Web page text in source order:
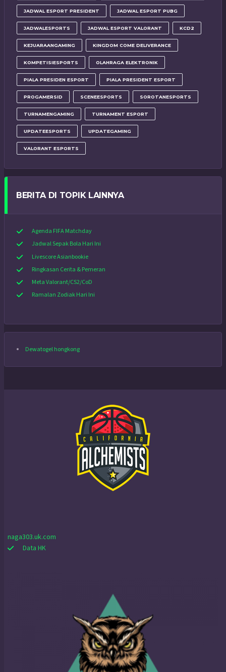
JADWAL ESPORT PRESIDENT JADWAL ESPORT PUBG
JADWALESPORTS JADWAL ESPORT VALORANT KCD2
KEJUARAANGAMING KINGDOM COME DELIVERANCE
KOMPETISIESPORTS OLAHRAGA ELEKTRONIK
PIALA PRESIDEN ESPORT PIALA PRESIDENT ESPORT
PROGAMERSID SCENEESPORTS SOROTANESPORTS
TURNAMENGAMING TURNAMENT ESPORT
UPDATEESPORTS UPDATEGAMING
VALORANT ESPORTS
BERITA DI TOPIK LAINNYA
Agenda FIFA Matchday
Jadwal Sepak Bola Hari Ini
Livescore Asianbookie
Ringkasan Cerita & Pemeran
Meta Valorant/CS2/CoD
Ramalan Zodiak Hari Ini
Dewatogel hongkong
naga303.uk.com
Data HK